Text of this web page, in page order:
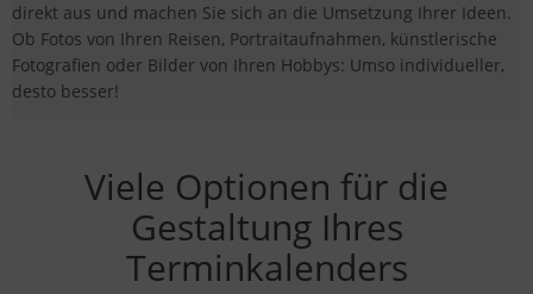
direkt aus und machen Sie sich an die Umsetzung Ihrer Ideen.
Ob Fotos von Ihren Reisen, Portraitaufnahmen, künstlerische
Fotografien oder Bilder von Ihren Hobbys: Umso individueller,
desto besser!
Viele Optionen für die
Gestaltung Ihres
Terminkalenders